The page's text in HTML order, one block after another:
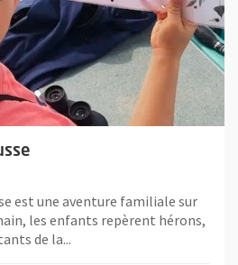
est une aventure familiale sur
les enfants repèrent hérons,
de la...